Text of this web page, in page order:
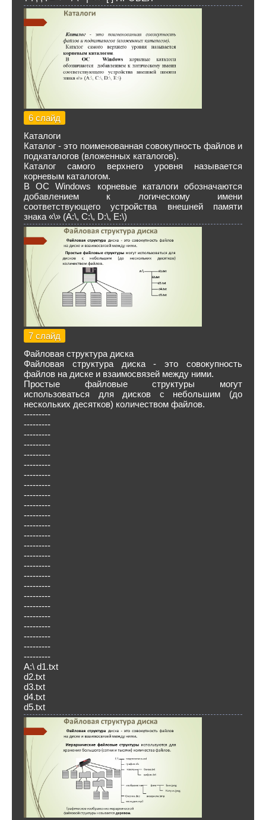
6 слайд
Каталоги
Каталог - это поименованная совокупность файлов и
подкаталогов (вложенных каталогов).
Каталог самого верхнего уровня называется
корневым каталогом.
В ОС Windows корневые каталоги обозначаются
добавлением к логическому имени
соответствующего устройства внешней памяти
знака «\» (А:\, C:\, D:\, E:\)
7 слайд
Файловая структура диска
Файловая структура диска - это совокупность
файлов на диске и взаимосвязей между ними.
Простые файловые структуры могут
использоваться для дисков с небольшим (до
нескольких десятков) количеством файлов.
---------
---------
---------
---------
---------
---------
---------
---------
---------
---------
---------
---------
---------
---------
---------
---------
---------
---------
---------
---------
---------
---------
---------
---------
---------
A:\ d1.txt
d2.txt
d3.txt
d4.txt
d5.txt